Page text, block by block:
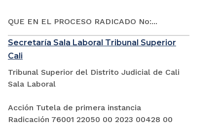
QUE EN EL PROCESO RADICADO No:...
Secretaría Sala Laboral Tribunal Superior
Cali
Tribunal Superior del Distrito Judicial de Cali
Sala Laboral
Acción Tutela de primera instancia
Radicación 76001 22050 00 2023 00428 00